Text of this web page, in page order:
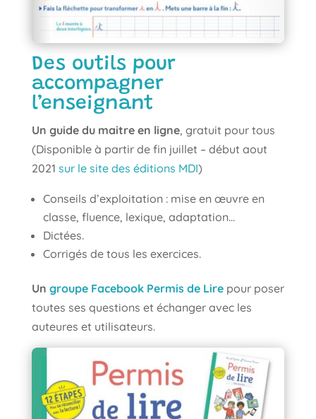
Des outils pour
accompagner
l’enseignant
Un guide du maitre en ligne, gratuit pour tous
(Disponible à partir de fin juillet – début aout
2021 sur le site des éditions MDI)
Conseils d’exploitation : mise en œuvre en
classe, fluence, lexique, adaptation…
Dictées.
Corrigés de tous les exercices.
Un groupe Facebook Permis de Lirepour poser
toutes ses questions et échanger avec les
auteures et utilisateurs.